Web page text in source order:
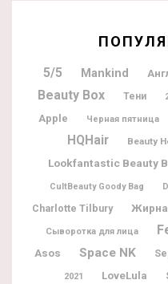
5/5 Mankind
Beauty Box Тени
Apple
Черная пятница
HQHair Beauty
Lookfantastic Beauty
CultBeauty Goody Bag
Charlotte Tilbury
Сыворотка для лица
Asos Space NK
2021 LoveLula